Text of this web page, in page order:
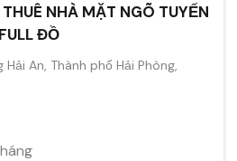
NHÀ MẶT NGÕ TUYẾN
ĐỒ
An, Thành phố Hải Phòng,